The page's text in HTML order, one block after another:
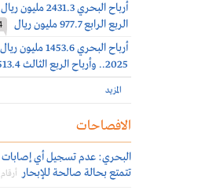
الربع الرابع 977.7 مليون ريال
أرباح البحري
2025.. وأرباح الربع الثالث 513.4 مليون ريال
المزيد
الافصاحات
البحري: عدم تسجيل أي إصابات
تتمتع بحالة صالحة للإبحار
أرقام